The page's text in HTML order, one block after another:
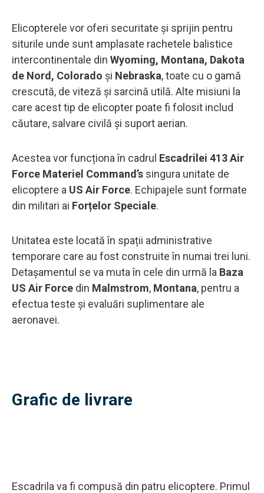
Elicopterele vor oferi securitate și sprijin pentru
siturile unde sunt amplasate rachetele balistice
intercontinentale din Wyoming, Montana, Dakota
de Nord, Colorado și Nebraska, toate cu o gamă
crescută, de viteză și sarcină utilă. Alte misiuni la
care acest tip de elicopter poate fi folosit includ
căutare, salvare civilă și suport aerian.
Acestea vor funcționa în cadrul Escadrilei 413 Air
Force Materiel Command’s singura unitate de
elicoptere a US Air Force. Echipajele sunt formate
din militari ai Forțelor Speciale.
Unitatea este locată în spații administrative
temporare care au fost construite în numai trei luni.
Detașamentul se va muta în cele din urmă la Baza
US Air Force din Malmstrom, Montana, pentru a
efectua teste și evaluări suplimentare ale
aeronavei.
Grafic de livrare
Escadrila va fi compusă din patru elicoptere. Primul